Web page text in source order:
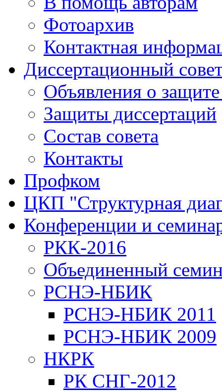
Фотоархив
Контактная
Диссертационный
Объявления о
Защиты диссертаций
Состав совета
Контакты
Профком
ЦКП "Структурная
Конференции и
РКК-2016
Объединенный
РСНЭ-НБИК
РСНЭ-НБИК 2011
РСНЭ-НБИК 2009
НКРК
РК СНГ-2012